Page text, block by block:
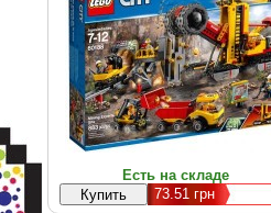
Есть на складе
73.51 грн